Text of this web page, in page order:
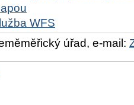
WFS
úřad, e-mail: